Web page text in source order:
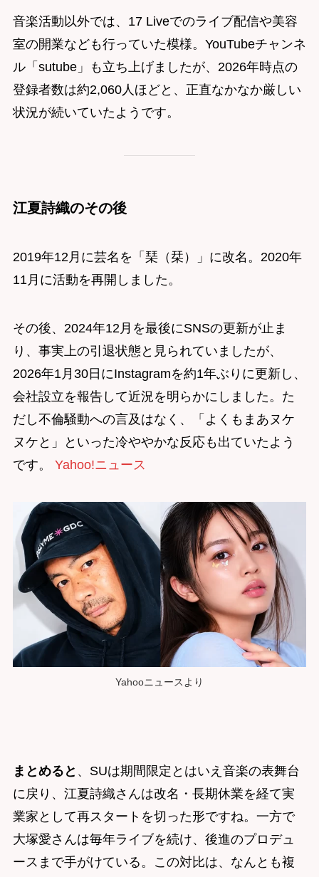
音楽活動以外では、17 Liveでのライブ配信や美容
室の開業なども行っていた模様。YouTubeチャンネ
ル「sutube」も立ち上げましたが、2026年時点の
登録者数は約2,060人ほどと、正直なかなか厳しい
状況が続いていたようです。
江夏詩織のその後
2019年12月に芸名を「琹（栞）」に改名。2020年
11月に活動を再開しました。
その後、2024年12月を最後にSNSの更新が止ま
り、事実上の引退状態と見られていましたが、
2026年1月30日にInstagramを約1年ぶりに更新し、
会社設立を報告して近況を明らかにしました。た
だし不倫騒動への言及はなく、「よくもまあヌケ
ヌケと」といった冷ややかな反応も出ていたよう
です。 Yahoo!ニュース
Yahooニュースより
まとめると 、SUは期間限定とはいえ音楽の表舞台
に戻り、江夏詩織さんは改名・長期休業を経て実
業家として再スタートを切った形ですね。一方で
大塚愛さんは毎年ライブを続け、後進のプロデュ
ースまで手がけている。この対比は、なんとも複